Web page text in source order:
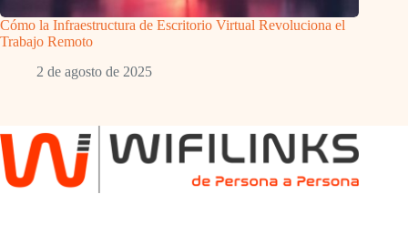
Cómo la Infraestructura de Escritorio Virtual Revoluciona el
Trabajo Remoto
2 de agosto de 2025